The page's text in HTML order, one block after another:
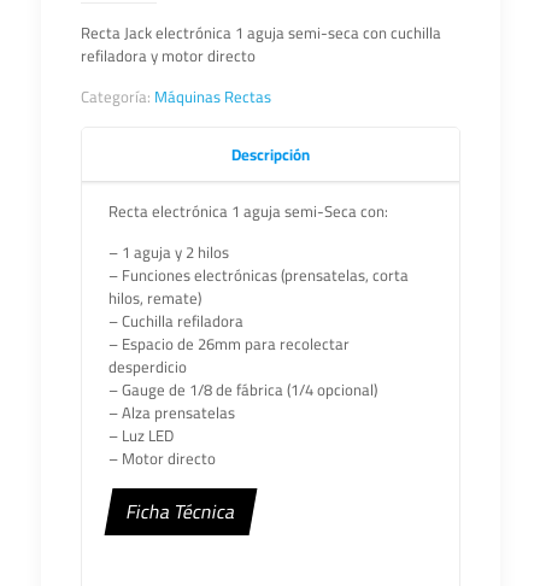
Recta Jack electrónica 1 aguja semi-seca con cuchilla
refiladora y motor directo
Categoría: Máquinas Rectas
Descripción
Recta electrónica 1 aguja semi-Seca con:
– 1 aguja y 2 hilos
– Funciones electrónicas (prensatelas, corta
hilos, remate)
– Cuchilla refiladora
– Espacio de 26mm para recolectar
desperdicio
– Gauge de 1/8 de fábrica (1/4 opcional)
– Alza prensatelas
– Luz LED
– Motor directo
Ficha Técnica